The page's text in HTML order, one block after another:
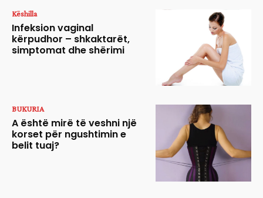
Këshilla
Infeksion vaginal
kërpudhor – shkaktarët,
simptomat dhe shërimi
BUKURIA
A është mirë të veshni një
korset për ngushtimin e
belit tuaj?